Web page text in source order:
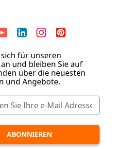
für unseren
und bleiben Sie auf
über die neuesten
und Angebote.